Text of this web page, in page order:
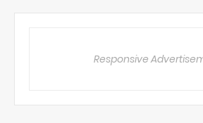
Responsive